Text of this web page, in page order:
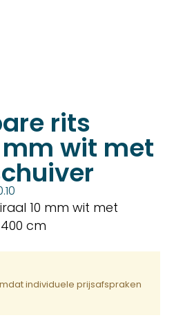
rits
wit met
10 mm wit met
cm
individuele prijsafspraken